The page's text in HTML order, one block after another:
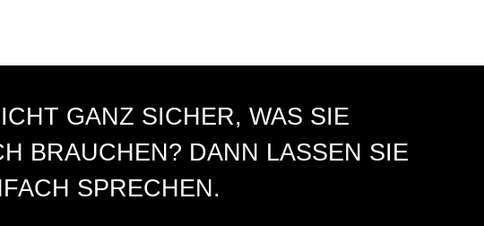
GANZ SICHER, WAS SIE
BRAUCHEN? DANN LASSEN SIE
SPRECHEN.